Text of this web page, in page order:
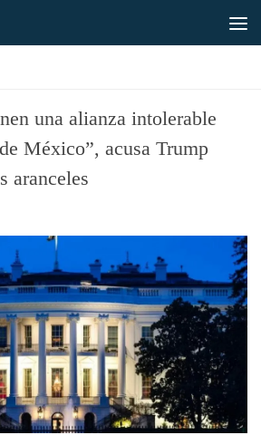
una alianza intolerable
México”, acusa Trump
aranceles